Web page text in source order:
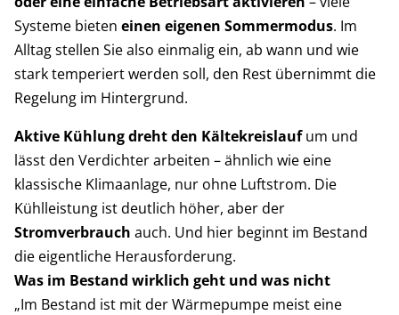
Systeme bieten einen eigenen Sommermodus. Im
Alltag stellen Sie also einmalig ein, ab wann und wie
stark temperiert werden soll, den Rest übernimmt die
Regelung im Hintergrund.
Aktive Kühlung dreht den Kältekreislaufum und
lässt den Verdichter arbeiten – ähnlich wie eine
klassische Klimaanlage, nur ohne Luftstrom. Die
Kühlleistung ist deutlich höher, aber der
Stromverbrauch auch. Und hier beginnt im Bestand
die eigentliche Herausforderung.
Was im Bestand wirklich geht und was nicht
„Im Bestand ist mit der Wärmepumpe meist eine